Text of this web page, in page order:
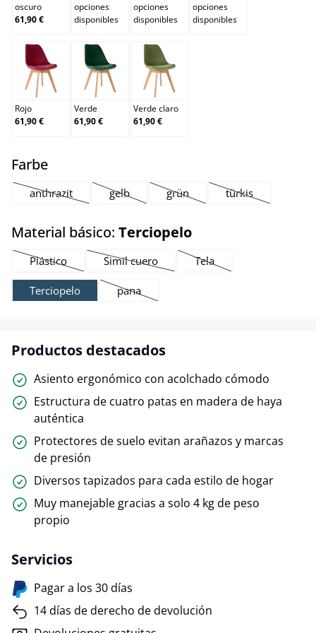
oscuro
61,90 €
opciones
disponibles
opciones
disponibles
opciones
disponibles
Rojo
Rojo
61,90 €
Verde
Verde
61,90 €
Verde claro
Verde claro
61,90 €
Farbeselect
anthrazit
(Esta opción no está disponible en este momento.)
gelb
(Esta opción no está disponible en este
grün
(Esta opción no está disponible
türkis
(Esta opción no
Material básico: Terciopeloselect
Plástico
(Esta opción no está disponible en este momento.)
Simil cuero
(Esta opción no está disponible en este
Tela
(Esta opción no está
Terciopelo pana
(Esta opción no está disponible en este
Productos destacados
Asiento ergonómico con acolchado cómodo
Estructura de cuatro patas en madera de haya
auténtica
Protectores de suelo evitan arañazos y marcas
de presión
Diversos tapizados para cada estilo de hogar
Muy manejable gracias a solo 4 kg de peso
propio
Servicios
Pagar a los 30 días
14 días de derecho de devolución